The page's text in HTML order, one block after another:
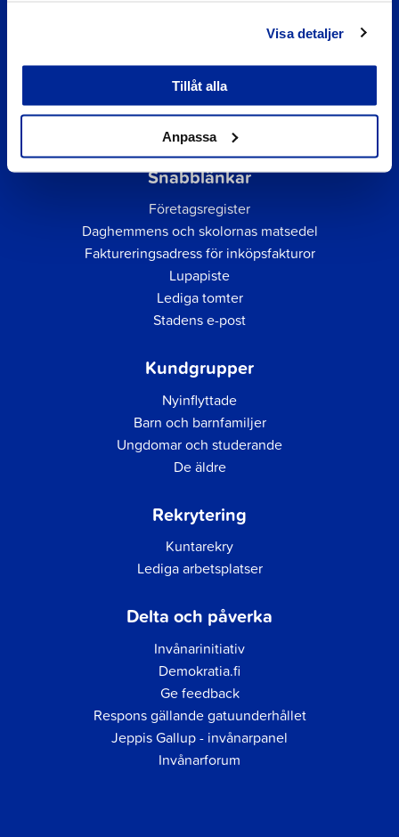
Visa detaljer
Tillåt alla
Anpassa
Snabblänkar
Företagsregister
Daghemmens och skolornas matsedel
Faktureringsadress för inköpsfakturor
Lupapiste
Lediga tomter
Stadens e-post
Kundgrupper
Nyinflyttade
Barn och barnfamiljer
Ungdomar och studerande
De äldre
Rekrytering
Kuntarekry
Lediga arbetsplatser
Delta och påverka
Invånarinitiativ
Demokratia.fi
Ge feedback
Respons gällande gatuunderhållet
Jeppis Gallup - invånarpanel
Invånarforum